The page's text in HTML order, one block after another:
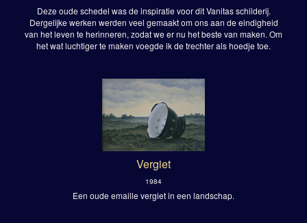
Deze oude schedel was de inspiratie voor dit Vanitas schilderij.
Dergelijke werken werden veel gemaakt om ons aan de eindigheid
van het leven te herinneren, zodat we er nu het beste van maken. Om
het wat luchtiger te maken voegde ik de trechter als hoedje toe.
Vergiet
1984
Een oude emaille vergiet in een landschap.